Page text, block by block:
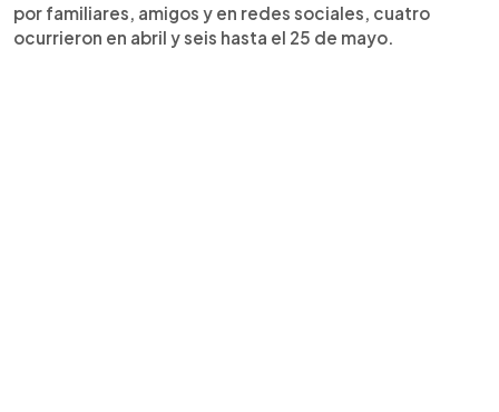
por familiares, amigos y en redes sociales, cuatro
ocurrieron en abril y seis hasta el 25 de mayo.